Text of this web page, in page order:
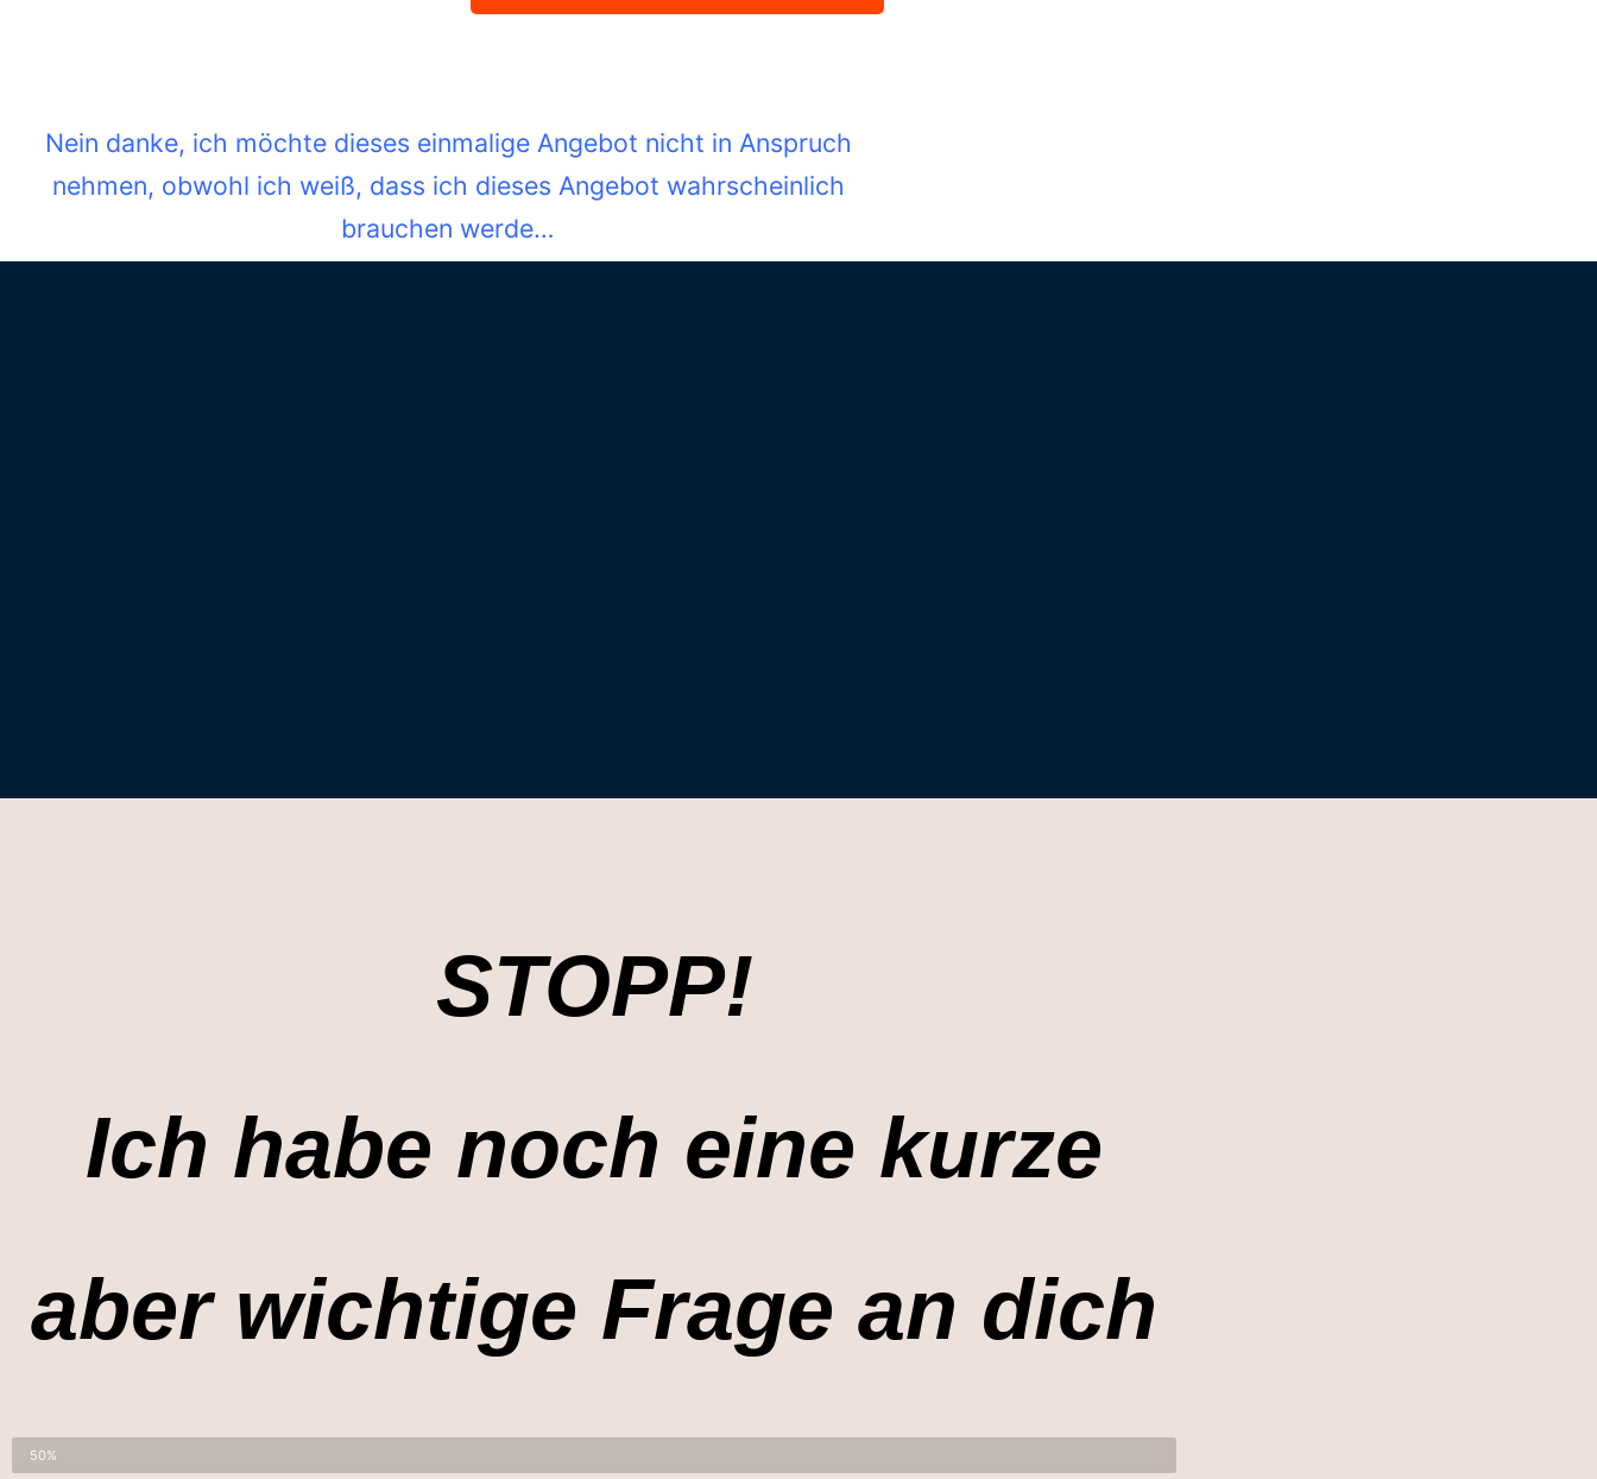
Nein danke, ich möchte dieses einmalige Angebot nicht in Anspruch
nehmen, obwohl ich weiß, dass ich dieses Angebot wahrscheinlich
brauchen werde…
STOPP!
Ich habe noch eine kurze
aber wichtige Frage an dich
50%